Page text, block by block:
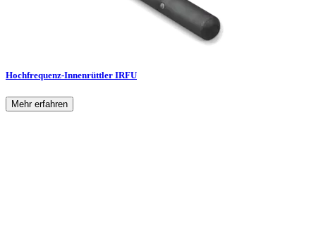
Hochfrequenz-Innenrüttler IRFU
Mehr erfahren